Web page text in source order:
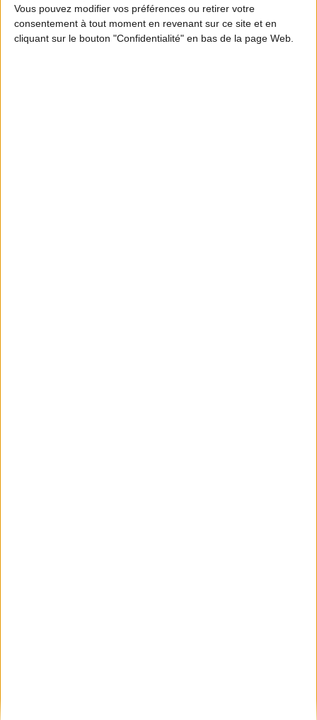
Vous pouvez modifier vos préférences ou retirer votre
consentement à tout moment en revenant sur ce site et en
cliquant sur le bouton "Confidentialité" en bas de la page Web.